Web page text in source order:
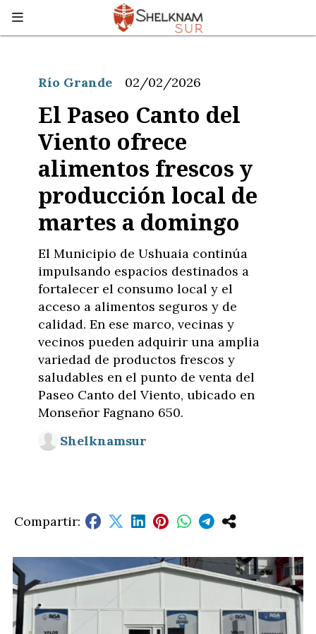
El Paseo Canto del
Viento ofrece
alimentos frescos y
producción local de
martes a domingo
El Municipio de Ushuaia continúa
impulsando espacios destinados a
fortalecer el consumo local y el
acceso a alimentos seguros y de
calidad. En ese marco, vecinas y
vecinos pueden adquirir una amplia
variedad de productos frescos y
saludables en el punto de venta del
Paseo Canto del Viento, ubicado en
Monseñor Fagnano 650.
Río Grande 02/02/2026
Shelknamsur